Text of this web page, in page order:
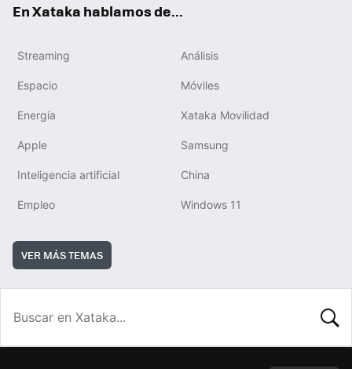
En Xataka hablamos de...
Streaming Análisis
Espacio Móviles
Energía Xataka Movilidad
Apple Samsung
Inteligencia artificial China
Empleo Windows 11
VER MÁS TEMAS